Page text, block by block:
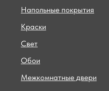
Напольные покрытия
Краски
Свет
Обои
Межкомнатные двери